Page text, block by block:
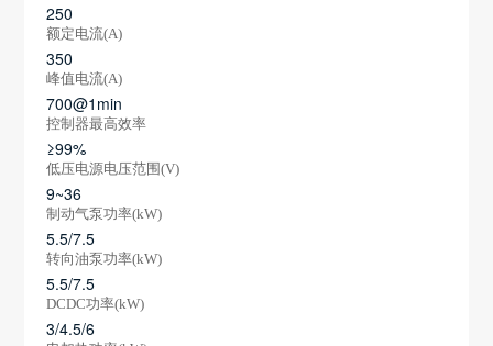
250
额定电流(A)
350
峰值电流(A)
700@1min
控制器最高效率
≥99%
低压电源电压范围(V)
9~36
制动气泵功率(kW)
5.5/7.5
转向油泵功率(kW)
5.5/7.5
DCDC功率(kW)
3/4.5/6